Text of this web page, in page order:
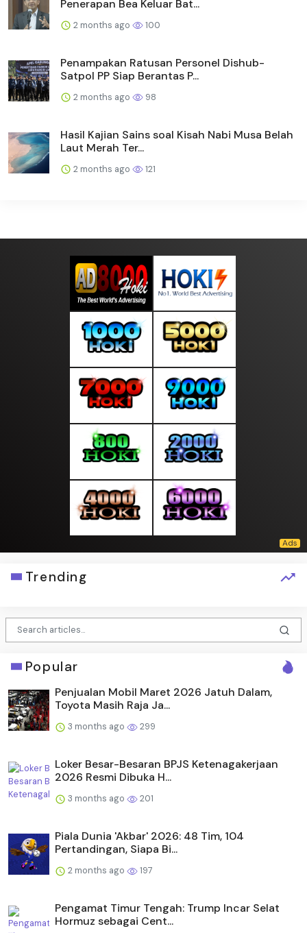
Penerapan Bea Keluar Bat...
2 months ago 100
Penampakan Ratusan Personel Dishub-
Satpol PP Siap Berantas P...
2 months ago 98
Hasil Kajian Sains soal Kisah Nabi Musa Belah
Laut Merah Ter...
2 months ago 121
Trending
Popular
Penjualan Mobil Maret 2026 Jatuh Dalam,
Toyota Masih Raja Ja...
3 months ago 299
Loker Besar-Besaran BPJS Ketenagakerjaan
2026 Resmi Dibuka H...
3 months ago 201
Piala Dunia 'Akbar' 2026: 48 Tim, 104
Pertandingan, Siapa Bi...
2 months ago 197
Pengamat Timur Tengah: Trump Incar Selat
Hormuz sebagai Cent...